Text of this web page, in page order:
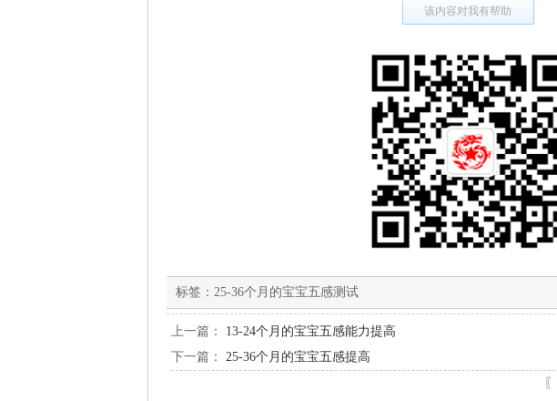
该内容对我有帮助
标签： 25-36个月的宝宝五感测试
上一篇： 13-24个月的宝宝五感能力提高
下一篇： 25-36个月的宝宝五感提高
〖